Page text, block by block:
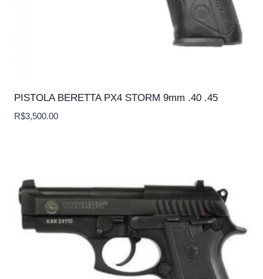
PISTOLA BERETTA PX4 STORM 9mm .40 .45
R$3,500.00